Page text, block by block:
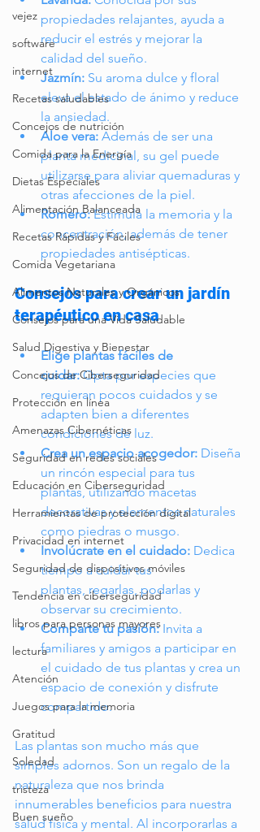
vejez
software
internet
Recetas saludables
Concejos de nutrición
Comida para la Energía
Dietas Especiales
Alimentación Balanceada
Recetas Rápidas y Fáciles
Comida Vegetariana
Alimentos Naturales y Orgánicos
Consejos para una Vida Saludable
Salud Digestiva y Bienestar
Concejos de Ciberseguridad
Protección en línea
Amenazas Cibernéticas
Seguridad en redes sociales
Educación en Ciberseguridad
Herramientas de protección digital
Privacidad en internet
Seguridad de dispositivos móviles
Tendencia en ciberseguridad
libros para personas mayores
lectura
Atención
Juegos para la memoria
Gratitud
Soledad
tristeza
Buen sueño
propiedades relajantes, ayuda a
reducir el estrés y mejorar la
calidad del sueño.
Jazmín: Su aroma dulce y floral
eleva el estado de ánimo y reduce
la ansiedad.
Aloe vera: Además de ser una
planta medicinal, su gel puede
utilizarse para aliviar quemaduras y
otras afecciones de la piel.
Romero: Estimula la memoria y la
concentración, además de tener
propiedades antisépticas.
Consejos para crear un jardín
terapéutico en casa
Elige plantas fáciles de
cuidar: Opta por especies que
requieran pocos cuidados y se
adapten bien a diferentes
condiciones de luz.
Crea un espacio acogedor: Diseña
un rincón especial para tus
plantas, utilizando macetas
decorativas y elementos naturales
como piedras o musgo.
Involúcrate en el cuidado: Dedica
tiempo a cuidar tus
plantas, regarlas, podarlas y
observar su crecimiento.
Comparte tu pasión: Invita a
familiares y amigos a participar en
el cuidado de tus plantas y crea un
espacio de conexión y disfrute
compartido.
Las plantas son mucho más que
simples adornos. Son un regalo de la
naturaleza que nos brinda
innumerables beneficios para nuestra
salud física y mental. Al incorporarlas a